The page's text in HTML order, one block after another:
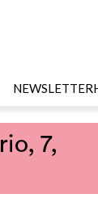
NEWSLETTER